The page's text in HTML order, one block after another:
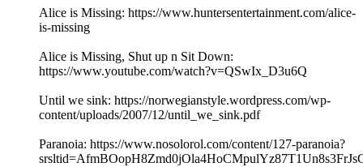
Alice is Missing: https://www.huntersentertainment.com/alice-
is-missing
Alice is Missing, Shut up n Sit Down:
https://www.youtube.com/watch?v=QSwIx_D3u6Q
Until we sink: https://norwegianstyle.wordpress.com/wp-
content/uploads/2007/12/until_we_sink.pdf
Paranoia: https://www.nosolorol.com/content/127-paranoia?